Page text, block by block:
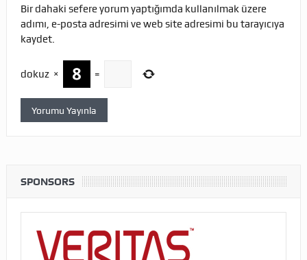
Bir dahaki sefere yorum yaptığımda kullanılmak üzere
adımı, e-posta adresimi ve web site adresimi bu tarayıcıya
kaydet.
dokuz × =
SPONSORS